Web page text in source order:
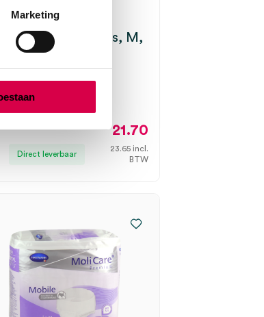
Marketing
premium
M,
(14)
6 druppels, M
Direct leverbaar
21.70
23.65 incl.
BTW